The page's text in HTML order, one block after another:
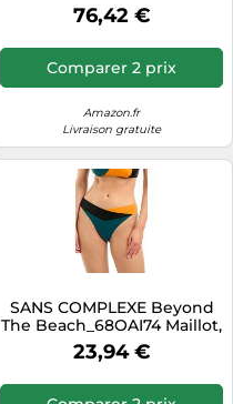
échancré Bleu (Desert Sky)
L
76,42 €
Comparer 2 prix
Amazon.fr
Livraison gratuite
SANS COMPLEXE Beyond
The Beach_68OAI74 Maillot,
Slip de Bain échancré, Noir
Vert Ocre, 38/40 Femme
23,94 €